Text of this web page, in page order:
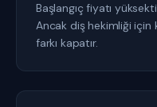
Başlangıç fiyatı
Ancak diş hekimliği için
farkı kapatır.